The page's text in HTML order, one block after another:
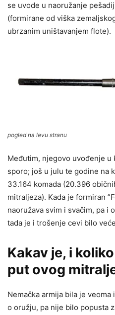
se uvode u naoružanje
(formirane od viška
ubrzanim uništavanjem flote).
pogled na levu stranu
Međutim, njegovo uvođenje
sporo; još u julu te godine na
33.164 komada (20.396
mitraljeza). Kada je formiran
naoružava svim i svačim, pa i
tada je i trošenje cevi bilo
Kakav je, i
put ovog
Nemačka armija bila je
o oružju, pa nije bilo popusta